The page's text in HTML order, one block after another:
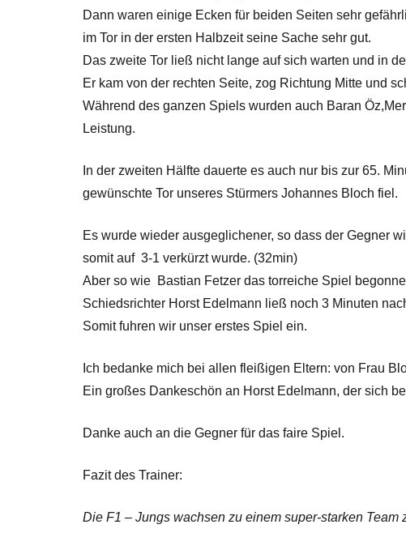
Dann waren einige Ecken für beiden Seiten sehr
im Tor in der ersten Halbzeit seine Sache sehr gut.
Das zweite Tor ließ nicht lange auf sich warten und in
Er kam von der rechten Seite, zog Richtung Mitte und
Während des ganzen Spiels wurden auch Baran
Leistung.
In der zweiten Hälfte dauerte es auch nur bis zur 65.
gewünschte Tor unseres Stürmers Johannes Bloch fiel.
Es wurde wieder ausgeglichener, so dass der Gegner
somit auf 3-1 verkürzt wurde. (32min)
Aber so wie Bastian Fetzer das torreiche Spiel
Schiedsrichter Horst Edelmann ließ noch 3 Minuten
Somit fuhren wir unser erstes Spiel ein.
Ich bedanke mich bei allen fleißigen Eltern: von Frau
Ein großes Dankeschön an Horst Edelmann, der sich
Danke auch an die Gegner für das faire Spiel.
Fazit des Trainer:
Die F1 – Jungs wachsen zu einem super-starken